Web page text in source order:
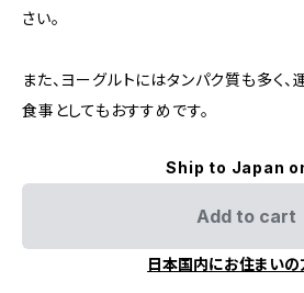
さい。
また、ヨーグルトにはタンパク質も多く
食事としてもおすすめです。
Ship to Japan
Add to cart
日本国内にお住まいの